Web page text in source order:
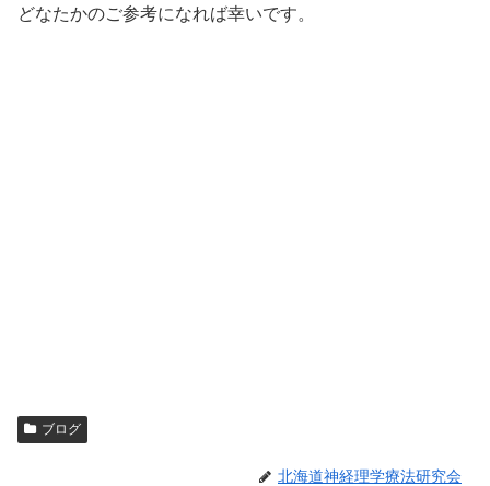
どなたかのご参考になれば幸いです。
ブログ
北海道神経理学療法研究会